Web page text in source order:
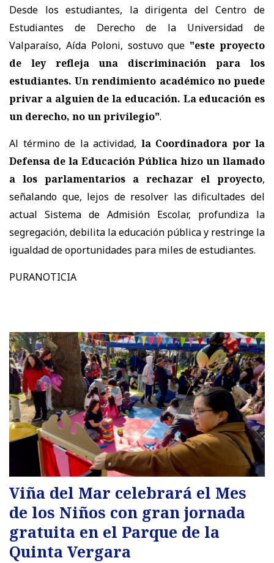
Desde los estudiantes, la dirigenta del Centro de
Estudiantes de Derecho de la Universidad de
Valparaíso, Aída Poloni, sostuvo que "este proyecto
de ley refleja una discriminación para los
estudiantes. Un rendimiento académico no puede
privar a alguien de la educación. La educación es
un derecho, no un privilegio".
Al término de la actividad, la Coordinadora por la
Defensa de la Educación Pública hizo un llamado
a los parlamentarios a rechazar el proyecto,
señalando que, lejos de resolver las dificultades del
actual Sistema de Admisión Escolar, profundiza la
segregación, debilita la educación pública y restringe la
igualdad de oportunidades para miles de estudiantes.
PURANOTICIA
Viña del Mar celebrará el Mes
de los Niños con gran jornada
gratuita en el Parque de la
Quinta Vergara